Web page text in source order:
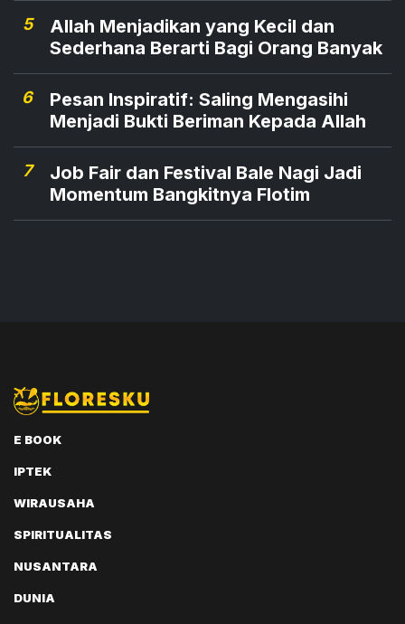
5
Allah Menjadikan yang Kecil dan
Sederhana Berarti Bagi Orang Banyak
6
Pesan Inspiratif: Saling Mengasihi
Menjadi Bukti Beriman Kepada Allah
7
Job Fair dan Festival Bale Nagi Jadi
Momentum Bangkitnya Flotim
E BOOK
IPTEK
WIRAUSAHA
SPIRITUALITAS
NUSANTARA
DUNIA